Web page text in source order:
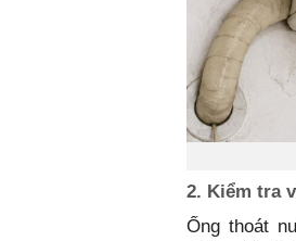
2. Kiểm tra
Ống thoát